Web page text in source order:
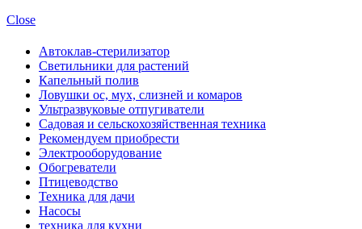
Close
Автоклав-стерилизатор
Светильники для растений
Капельный полив
Ловушки ос, мух, слизней и комаров
Ультразвуковые отпугиватели
Садовая и сельскохозяйственная техника
Рекомендуем приобрести
Электрооборудование
Обогреватели
Птицеводство
Техника для дачи
Насосы
техника для кухни